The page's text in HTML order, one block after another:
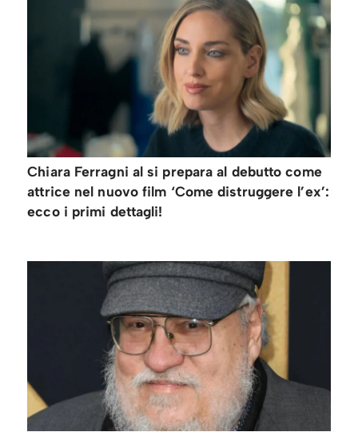
Chiara Ferragni al si prepara al debutto come
attrice nel nuovo film ‘Come distruggere l’ex’:
ecco i primi dettagli!